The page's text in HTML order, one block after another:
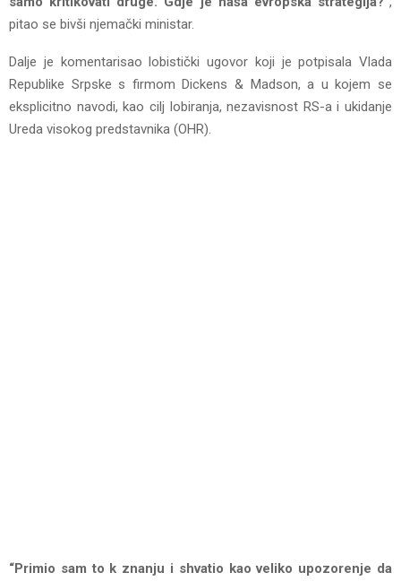
pitao se bivši njemački ministar.
Dalje je komentarisao lobistički ugovor koji je potpisala Vlada
Republike Srpske s firmom Dickens & Madson, a u kojem se
eksplicitno navodi, kao cilj lobiranja, nezavisnost RS-a i ukidanje
Ureda visokog predstavnika (OHR).
“Primio sam to k znanju i shvatio kao veliko upozorenje da